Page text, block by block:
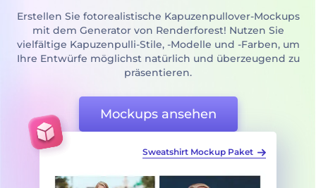
Erstellen Sie fotorealistische Kapuzenpullover-Mockups
mit dem Generator von Renderforest! Nutzen Sie
vielfältige Kapuzenpulli-Stile, -Modelle und -Farben, um
Ihre Entwürfe möglichst natürlich und überzeugend zu
präsentieren.
Mockups ansehen
Paket Langärmelige Sweatshirt-Mockups